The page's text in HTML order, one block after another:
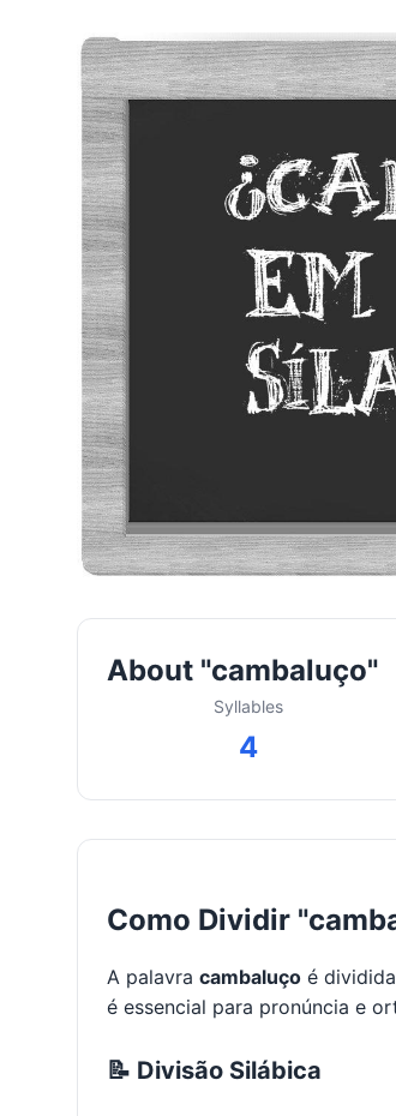
About "cambaluço"
Syllables
4
Como Dividir
A palavra cambaluço é
é essencial para pronúncia e
📝 Divisão Silábica